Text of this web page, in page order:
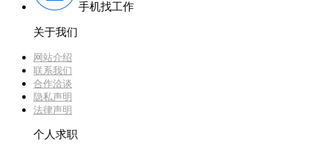
手机找工作
关于我们
网站介绍
联系我们
合作洽谈
隐私声明
法律声明
个人求职